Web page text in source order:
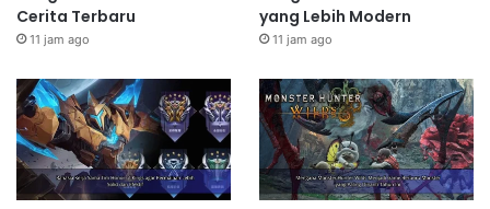
Cerita Terbaru
11 jam ago
yang Lebih Modern
11 jam ago